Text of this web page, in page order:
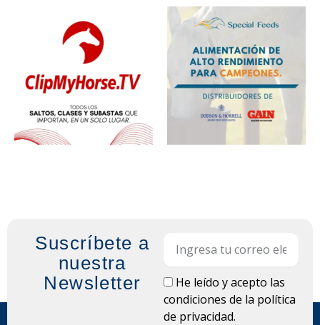
Suscríbete a
nuestra
Newsletter
LOPDHe leído y acepto las
condiciones de la política
de privacidad.